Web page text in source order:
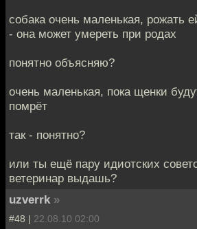
собака очень маленькая, рожать
- она может умереть при родах
понятно объясняю?
очень маленькая, пока щенки
помрёт
так - понятно?
или ты ещё пару идиотских
ветеринар выдашь?
uzverrk »
#48 | 22.08.10 02:00